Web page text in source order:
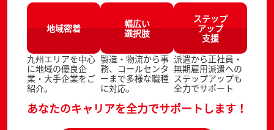
地域密着
九州エリアを中心
に地域の優良企
業・大手企業をご
紹介。
幅広い
選択肢
製造・物流から事
務、コールセンタ
ーまで多様な職種
に対応。
ステップ
アップ
支援
派遣から正社員・
無期雇用派遣への
ステップアップも
全力でサポート
あなたのキャリアを全力でサポートします！